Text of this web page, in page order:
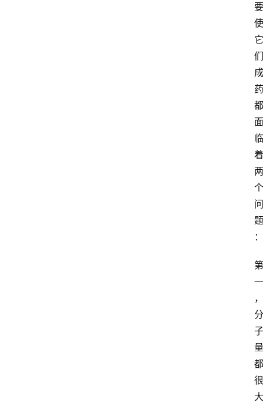
要
使
它
们
成
药
都
面
临
着
两
个
问
题
：
第
一
，
分
子
量
都
很
大